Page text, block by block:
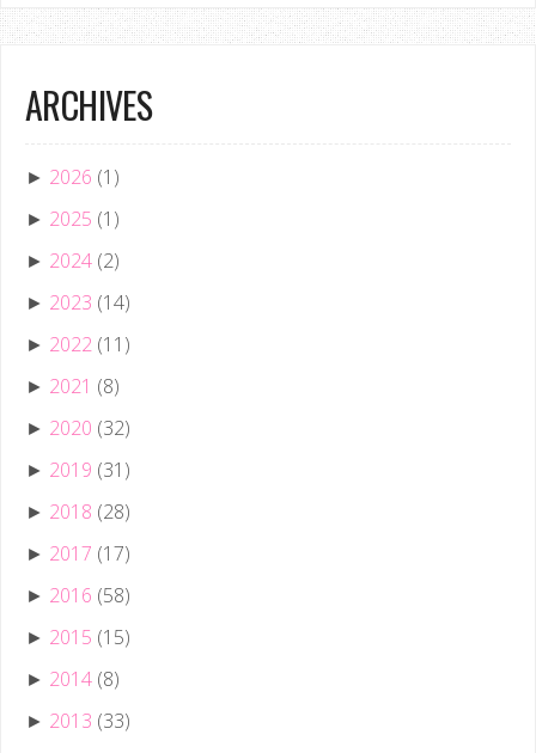
ARCHIVES
► 2026 (1)
► 2025 (1)
► 2024 (2)
► 2023 (14)
► 2022 (11)
► 2021 (8)
► 2020 (32)
► 2019 (31)
► 2018 (28)
► 2017 (17)
► 2016 (58)
► 2015 (15)
► 2014 (8)
► 2013 (33)